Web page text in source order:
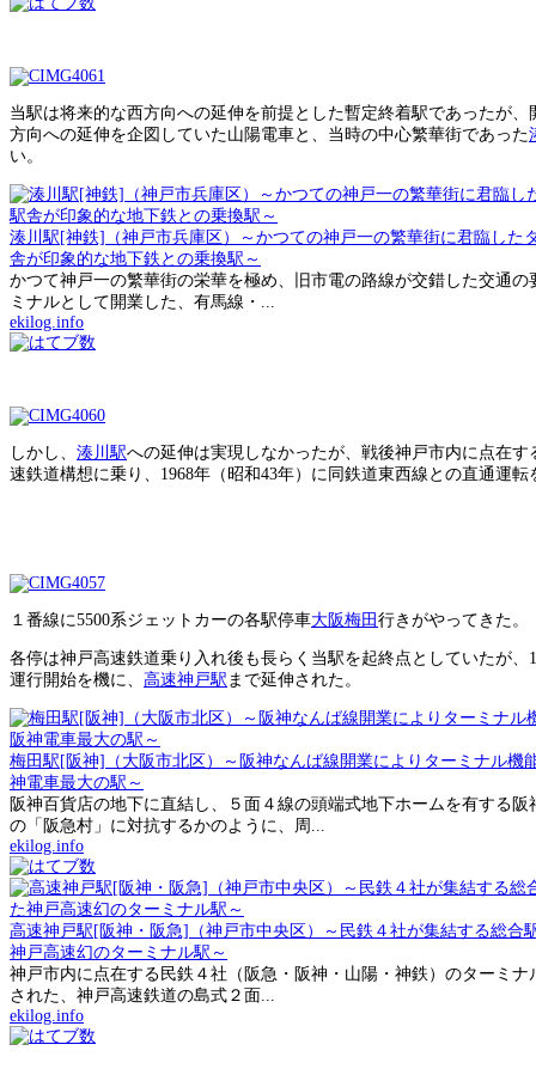
当駅は将来的な西方向への延伸を前提とした暫定終着駅であったが
方向への延伸を企図していた山陽電車と、当時の中心繁華街であった
い。
湊川駅[神鉄]（神戸市兵庫区）～かつての神戸一の繁華街に君臨した
舎が印象的な地下鉄との乗換駅～
かつて神戸一の繁華街の栄華を極め、旧市電の路線が交錯した交通
ミナルとして開業した、有馬線・...
ekilog.info
しかし、 湊川駅への延伸は実現しなかったが、戦後神戸市内に点在
速鉄道構想に乗り、1968年（昭和43年）に同鉄道東西線との直通運転
１番線に5500系ジェットカーの各駅停車大阪梅田 行きがやってきた。
各停は神戸高速鉄道乗り入れ後も長らく当駅を起終点としていたが
運行開始を機に、 高速神戸駅 まで延伸された。
梅田駅[阪神]（大阪市北区）～阪神なんば線開業によりターミナル機
神電車最大の駅～
阪神百貨店の地下に直結し、５面４線の頭端式地下ホームを有する
の「阪急村」に対抗するかのように、周...
ekilog.info
高速神戸駅[阪神・阪急]（神戸市中央区）～民鉄４社が集結する総合
神戸高速幻のターミナル駅～
神戸市内に点在する民鉄４社（阪急・阪神・山陽・神鉄）のターミ
された、神戸高速鉄道の島式２面...
ekilog.info